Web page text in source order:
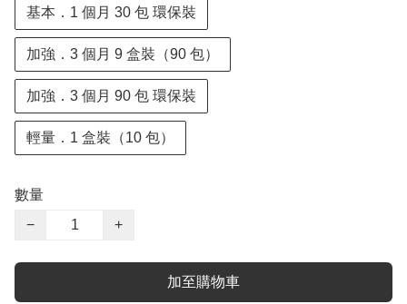
基本．1 個月 30 包 環保裝
加強．3 個月 9 盒裝（90 包）
加強．3 個月 90 包 環保裝
輕量．1 盒裝（10 包）
數量
−
+
加至購物車